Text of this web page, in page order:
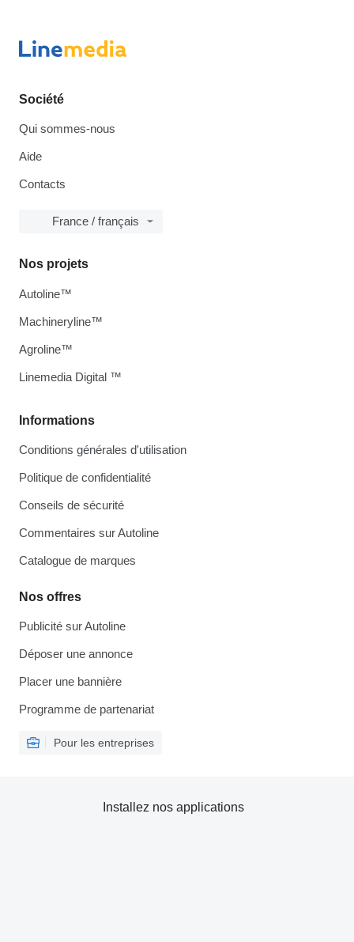
Société
Qui sommes-nous
Aide
Contacts
France / français
Informations
Conditions générales d'utilisation
Politique de confidentialité
Conseils de sécurité
Commentaires sur Autoline
Catalogue de marques
Nos offres
Publicité sur Autoline
Déposer une annonce
Placer une bannière
Programme de partenariat
Pour les entreprises
Nos projets
Autoline™
Machineryline™
Agroline™
Linemedia Digital ™
Installez nos applications